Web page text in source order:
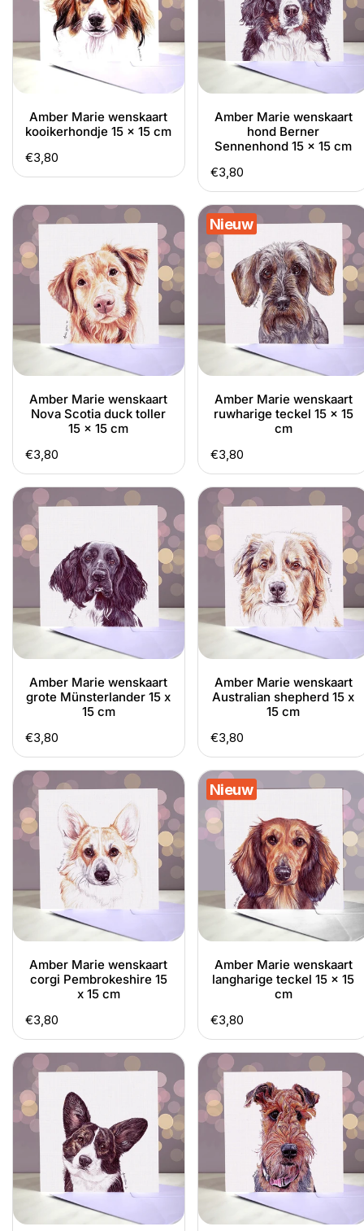
15
Amber Marie wenskaart
kooikerhondje 15 x 15 cm
Normale
prijs
€3,80
Berner
Sennenhond
15
15
Amber Marie wenskaart
hond Berner
Sennenhond 15 x 15 cm
Normale
prijs
€3,80
Amber
Marie
wenskaart
Nova
Scotia
toller
x
cm
Amber Marie wenskaart
Nova Scotia duck toller
15 x 15 cm
Normale
prijs
€3,80
Amber
Marie
wenskaart
ruwharige
teckel
x
cm
Nieuw
Amber Marie wenskaart
ruwharige teckel 15 x 15
cm
Normale
prijs
€3,80
Amber
Marie
wenskaart
grote
Münsterlander
x
cm
Amber Marie wenskaart
grote Münsterlander 15 x
15 cm
Normale
prijs
€3,80
Amber
Marie
wenskaart
Australian
shepherd
x
cm
Amber Marie wenskaart
Australian shepherd 15 x
15 cm
Normale
prijs
€3,80
Amber
Marie
wenskaart
corgi
Pembrokeshire
x
cm
Amber Marie wenskaart
corgi Pembrokeshire 15
x 15 cm
Normale
prijs
€3,80
Amber
Marie
wenskaart
langharige
teckel
cm
Nieuw
Amber Marie wenskaart
langharige teckel 15 x 15
cm
Normale
prijs
€3,80
Amber
Marie
wenskaart
corgi
Welsh
15
15
Amber
Marie
wenskaart
Airedale
terriër
x
cm